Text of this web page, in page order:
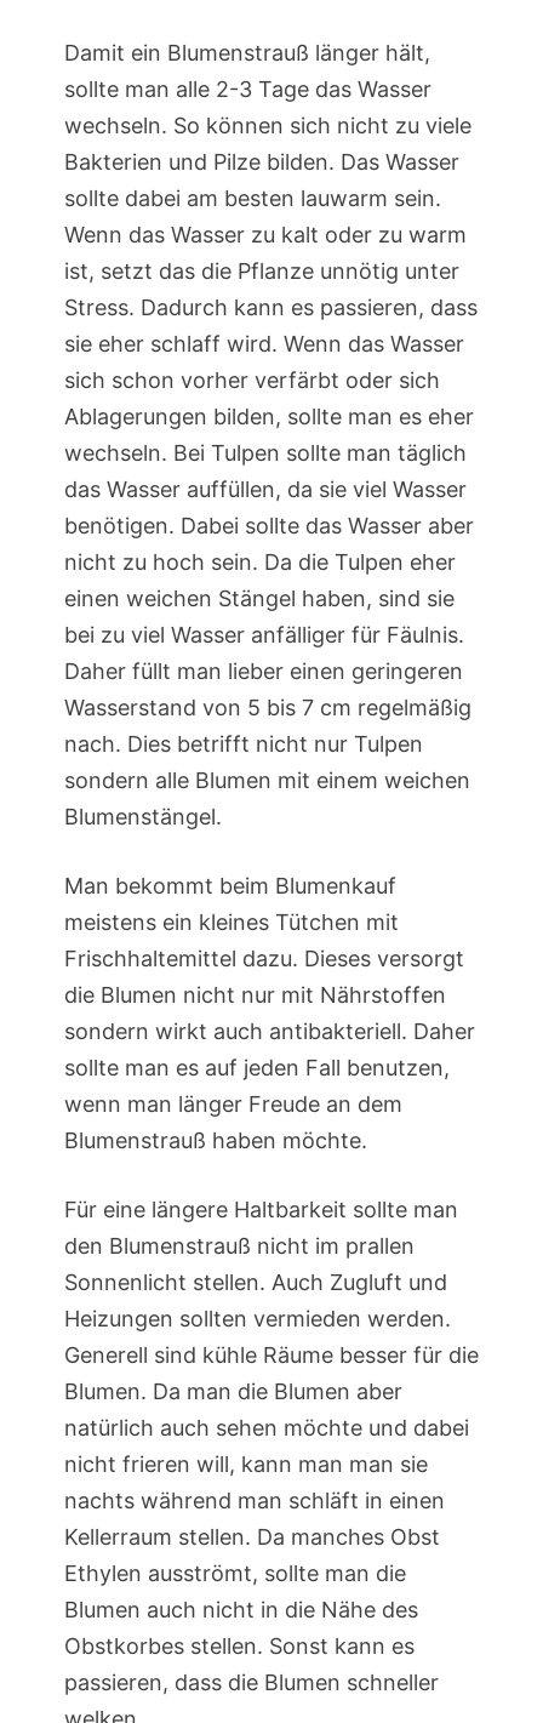
Damit ein Blumenstrauß länger hält,
sollte man alle 2-3 Tage das Wasser
wechseln. So können sich nicht zu viele
Bakterien und Pilze bilden. Das Wasser
sollte dabei am besten lauwarm sein.
Wenn das Wasser zu kalt oder zu warm
ist, setzt das die Pflanze unnötig unter
Stress. Dadurch kann es passieren, dass
sie eher schlaff wird. Wenn das Wasser
sich schon vorher verfärbt oder sich
Ablagerungen bilden, sollte man es eher
wechseln. Bei Tulpen sollte man täglich
das Wasser auffüllen, da sie viel Wasser
benötigen. Dabei sollte das Wasser aber
nicht zu hoch sein. Da die Tulpen eher
einen weichen Stängel haben, sind sie
bei zu viel Wasser anfälliger für Fäulnis.
Daher füllt man lieber einen geringeren
Wasserstand von 5 bis 7 cm regelmäßig
nach. Dies betrifft nicht nur Tulpen
sondern alle Blumen mit einem weichen
Blumenstängel.
Man bekommt beim Blumenkauf
meistens ein kleines Tütchen mit
Frischhaltemittel dazu. Dieses versorgt
die Blumen nicht nur mit Nährstoffen
sondern wirkt auch antibakteriell. Daher
sollte man es auf jeden Fall benutzen,
wenn man länger Freude an dem
Blumenstrauß haben möchte.
Für eine längere Haltbarkeit sollte man
den Blumenstrauß nicht im prallen
Sonnenlicht stellen. Auch Zugluft und
Heizungen sollten vermieden werden.
Generell sind kühle Räume besser für die
Blumen. Da man die Blumen aber
natürlich auch sehen möchte und dabei
nicht frieren will, kann man man sie
nachts während man schläft in einen
Kellerraum stellen. Da manches Obst
Ethylen ausströmt, sollte man die
Blumen auch nicht in die Nähe des
Obstkorbes stellen. Sonst kann es
passieren, dass die Blumen schneller